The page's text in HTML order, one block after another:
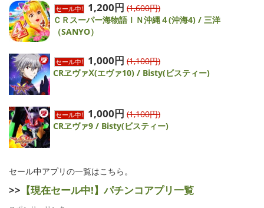
セール中! 1,200円 (1,600円)
ＣＲスーパー海物語ＩＮ沖縄４(沖海4) / 三洋
（SANYO）
セール中! 1,000円 (1,100円)
CRヱヴァⅩ(エヴァ10) / Bisty(ビスティー)
セール中! 1,000円 (1,100円)
CRヱヴァ9 / Bisty(ビスティー)
セール中アプリの一覧はこちら。
>> 【現在セール中!】パチンコアプリ一覧